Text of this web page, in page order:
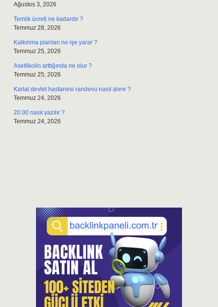
Ağustos 3, 2026
Temlik ücreti ne kadardır ?
Temmuz 28, 2026
Kalkınma planları ne işe yarar ?
Temmuz 25, 2026
Asetilkolin arttığında ne olur ?
Temmuz 25, 2026
Kartal devlet hastanesi randevu nasıl alınır ?
Temmuz 24, 2026
20.00 nasıl yazılır ?
Temmuz 24, 2026